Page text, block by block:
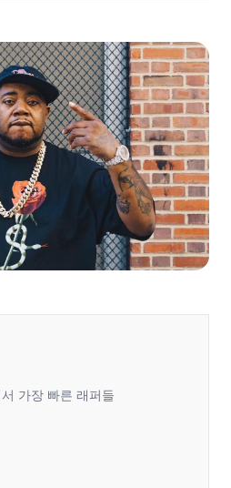
가장 빠른 래퍼들